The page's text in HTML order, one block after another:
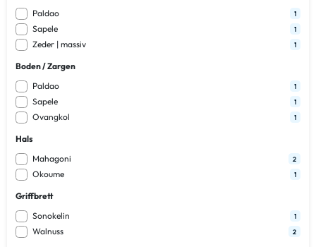
Paldao
1
Sapele 1
Zeder | massiv 1
Boden / Zargen
Paldao
1
Sapele 1
Ovangkol 1
Hals
Mahagoni
2
Okoume 1
Griffbrett
Sonokelin
1
Walnuss 2